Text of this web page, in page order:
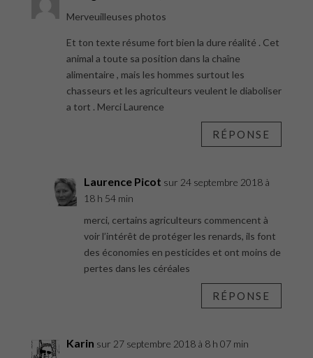
Merveuilleuses photos
Et ton texte résume fort bien la dure réalité . Cet
animal a toute sa position dans la chaîne
alimentaire , mais les hommes surtout les
chasseurs et les agriculteurs veulent le diaboliser
a tort . Merci Laurence
RÉPONSE
Laurence Picot sur 24 septembre 2018 à
18 h 54 min
merci, certains agriculteurs commencent à
voir l’intérêt de protéger les renards, ils font
des économies en pesticides et ont moins de
pertes dans les céréales
RÉPONSE
Karin sur 27 septembre 2018 à 8 h 07 min